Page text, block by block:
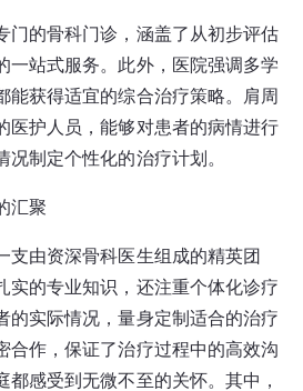
门的骨科门诊，涵盖了从初步评估
一站式服务。此外，医院强调多学
能获得适宜的综合治疗策略。肩周
医护人员，能够对患者的病情进行
制定个性化的治疗计划。
汇聚
支由资深骨科医生组成的精英团
实的专业知识，还注重个体化诊疗
的实际情况，量身定制适合的治疗
合作，保证了治疗过程中的高效沟
感受到无微不至的关怀。其中，